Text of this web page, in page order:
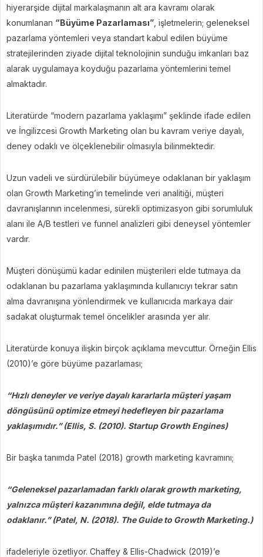
hiyerarşide dijital markalaşmanın alt ara kavramı olarak
konumlanan “Büyüme Pazarlaması” , işletmelerin; geleneksel
pazarlama yöntemleri veya standart kabul edilen büyüme
stratejilerinden ziyade dijital teknolojinin sunduğu imkanları baz
alarak uygulamaya koyduğu pazarlama yöntemlerini temel
almaktadır.
Literatürde “modern pazarlama yaklaşımı” şeklinde ifade edilen
ve İngilizcesi Growth Marketing olan bu kavram veriye dayalı,
deney odaklı ve ölçeklenebilir olmasıyla bilinmektedir.
Uzun vadeli ve sürdürülebilir büyümeye odaklanan bir yaklaşım
olan Growth Marketing’in temelinde veri analitiği, müşteri
davranışlarının incelenmesi, sürekli optimizasyon gibi sorumluluk
alanı ile A/B testleri ve funnel analizleri gibi deneysel yöntemler
vardır.
Müşteri dönüşümü kadar edinilen müşterileri elde tutmaya da
odaklanan bu pazarlama yaklaşımında kullanıcıyı tekrar satın
alma davranışına yönlendirmek ve kullanıcıda markaya dair
sadakat oluşturmak temel öncelikler arasında yer alır.
Literatürde konuya ilişkin birçok açıklama mevcuttur. Örneğin Ellis
(2010)’e göre büyüme pazarlaması;
“Hızlı deneyler ve veriye dayalı kararlarla müşteri yaşam
döngüsünü optimize etmeyi hedefleyen bir pazarlama
yaklaşımıdır.” (Ellis, S. (2010). Startup Growth Engines)
Bir başka tanımda Patel (2018) growth marketing kavramını;
“Geleneksel pazarlamadan farklı olarak growth marketing,
yalnızca müşteri kazanımına değil, elde tutmaya da
odaklanır.” (Patel, N. (2018). The Guide to Growth Marketing.)
ifadeleriyle özetliyor. Chaffey & Ellis-Chadwick (2019)’e